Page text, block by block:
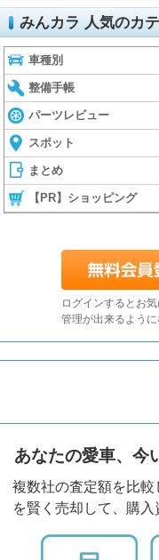
みんカラ 人気のカ
車種別
整備手帳
パーツレビュー
スポット
まとめ
【PR】ショッピング
ログインするとお
管理が出来るよう
あなたの愛車、今
複数社の査定額を比
を賢く売却して、購入